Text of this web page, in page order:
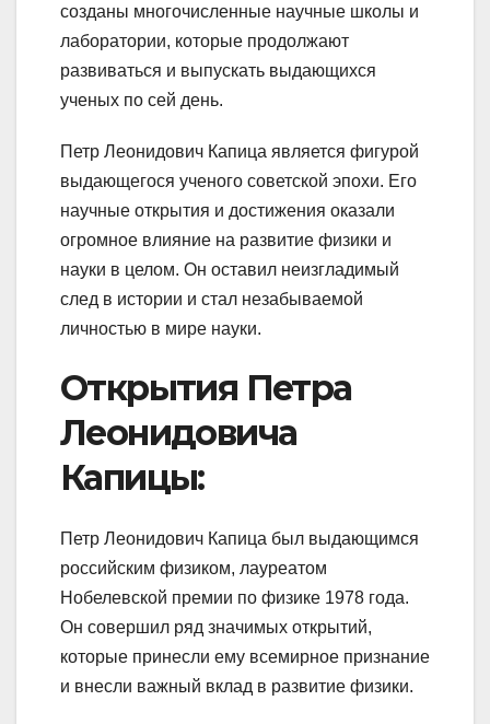
созданы многочисленные научные школы и
лаборатории, которые продолжают
развиваться и выпускать выдающихся
ученых по сей день.
Петр Леонидович Капица является фигурой
выдающегося ученого советской эпохи. Его
научные открытия и достижения оказали
огромное влияние на развитие физики и
науки в целом. Он оставил неизгладимый
след в истории и стал незабываемой
личностью в мире науки.
Открытия Петра
Леонидовича
Капицы:
Петр Леонидович Капица был выдающимся
российским физиком, лауреатом
Нобелевской премии по физике 1978 года.
Он совершил ряд значимых открытий,
которые принесли ему всемирное признание
и внесли важный вклад в развитие физики.